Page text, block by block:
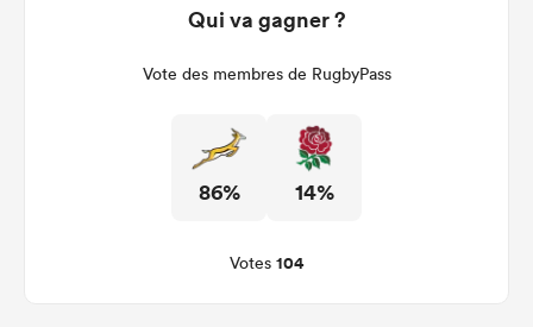
Qui va gagner ?
Vote des membres de RugbyPass
86% 14%
Votes 104